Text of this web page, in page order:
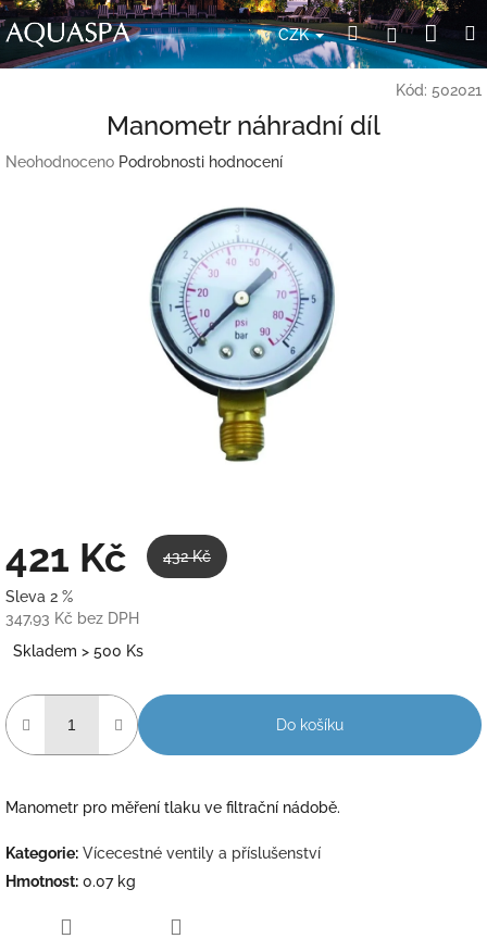
Přejít
na
obsah
CZK HledatPřihlášení
Kód: 502021
Manometr náhradní díl
Průměrné
Neohodnoceno Podrobnosti hodnocení
421 Kč 432 Kč
Sleva 2 %
347,93 Kč bez DPH
cena:
Skladem > 500 Ks
Do košíku
Manometr pro měření tlaku ve filtrační nádobě.
Kategorie: Vícecestné ventily a příslušenství
Hmotnost: 0.07 kg